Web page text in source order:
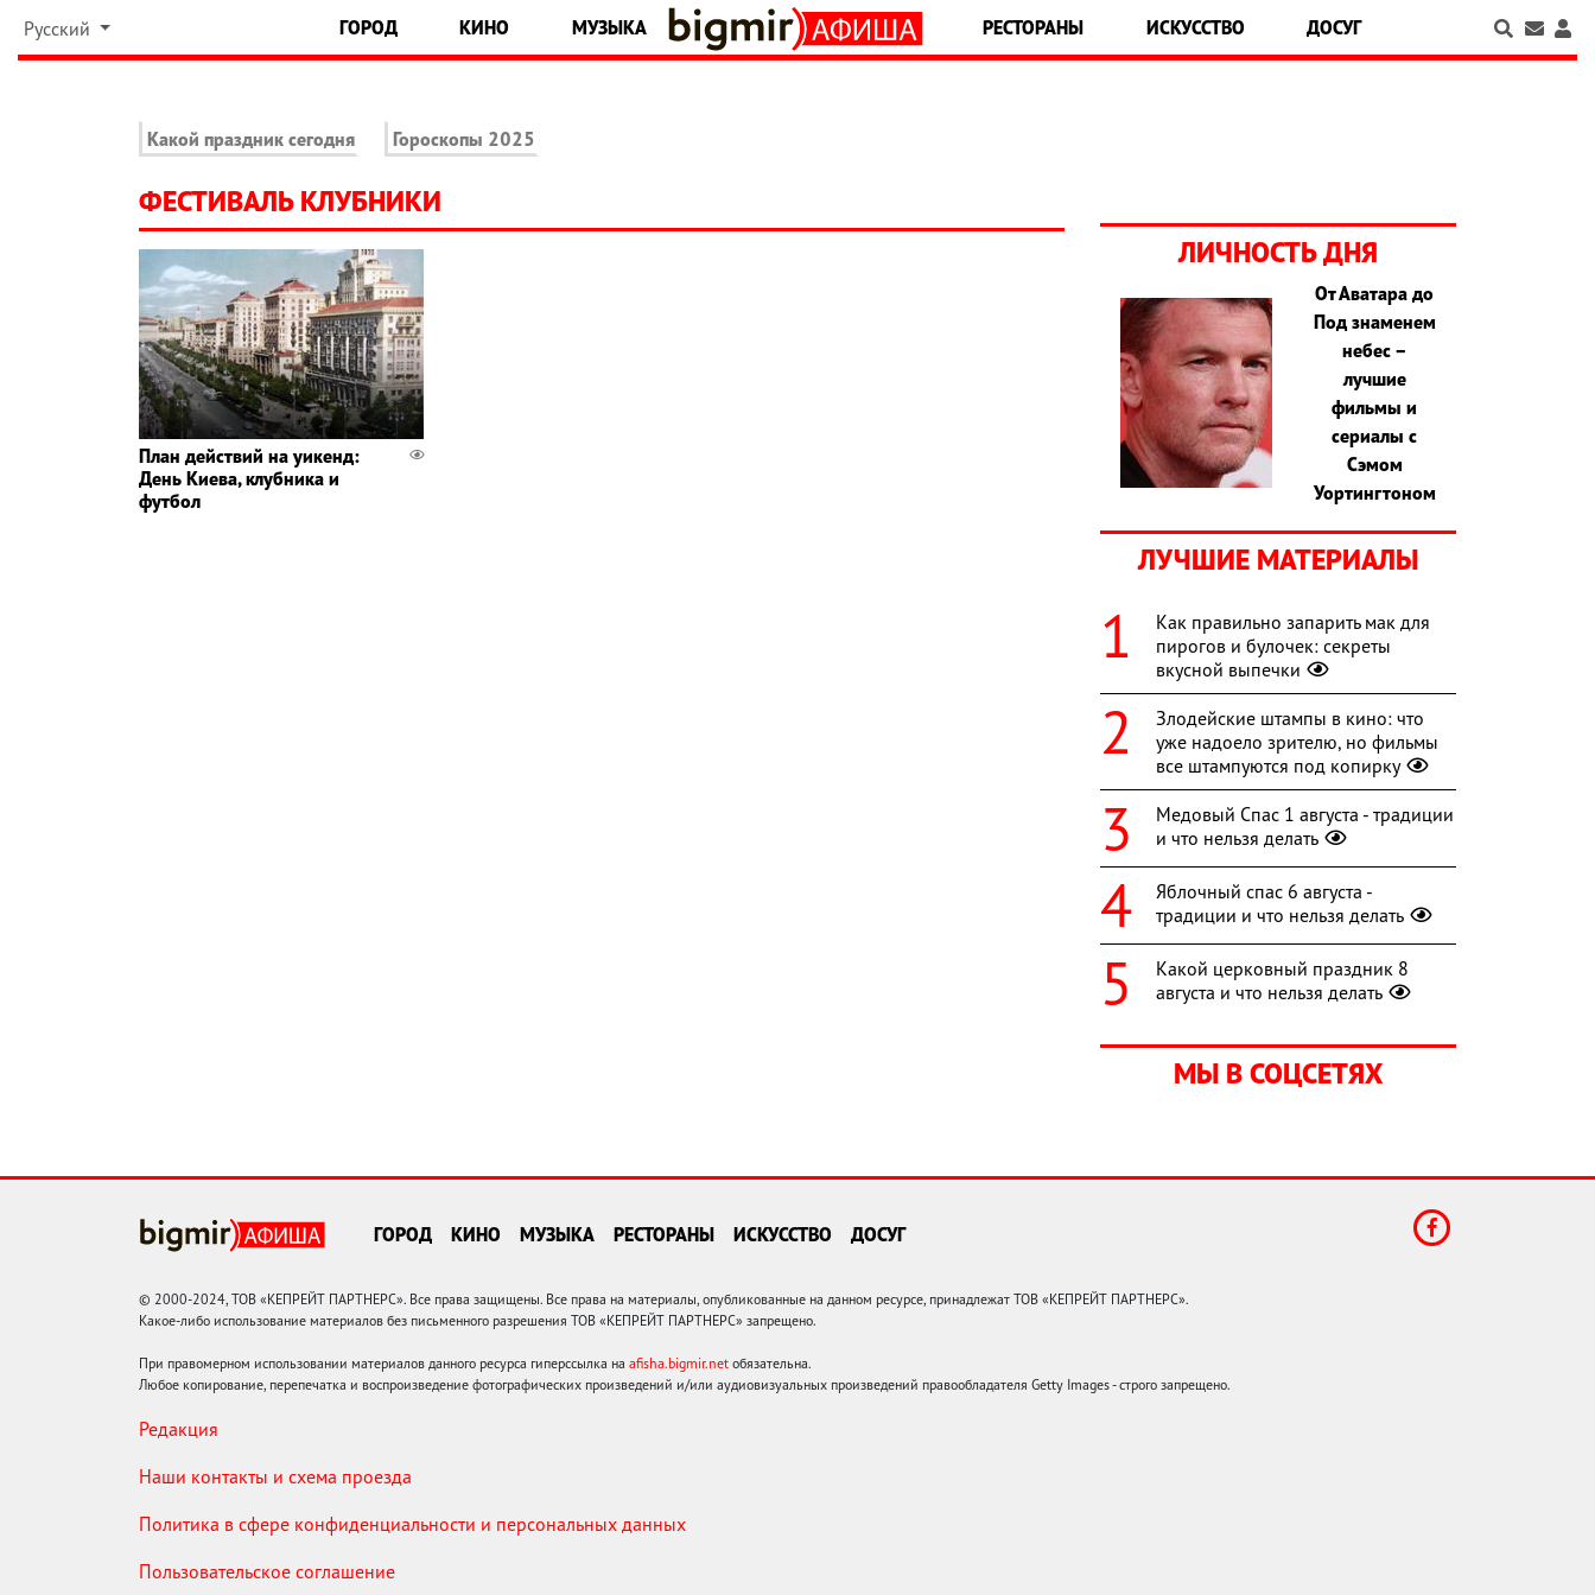
Русский ГОРОД КИНО МУЗЫКА РЕСТОРАНЫ ИСКУССТВО ДОСУГ
Какой праздник сегодня Гороскопы 2025
ФЕСТИВАЛЬ КЛУБНИКИ
План действий на уикенд:
День Киева, клубника и
футбол
ЛИЧНОСТЬ ДНЯ
От Аватара до
Под знаменем
небес –
лучшие
фильмы и
сериалы с
Сэмом
Уортингтоном
ЛУЧШИЕ МАТЕРИАЛЫ
Как правильно запарить мак для
пирогов и булочек: секреты
вкусной выпечки
Злодейские штампы в кино: что
уже надоело зрителю, но фильмы
все штампуются под копирку
Медовый Спас 1 августа - традиции
и что нельзя делать
Яблочный спас 6 августа -
традиции и что нельзя делать
Какой церковный праздник 8
августа и что нельзя делать
МЫ В СОЦСЕТЯХ
ГОРОД КИНО МУЗЫКА РЕСТОРАНЫ ИСКУССТВО ДОСУГ
© 2000-2024, ТОВ «КЕПРЕЙТ ПАРТНЕРС». Все права защищены. Все права на материалы, опубликованные на данном ресурсе, принадлежат ТОВ «КЕПРЕЙТ ПАРТНЕРС».
Какое-либо использование материалов без письменного разрешения ТОВ «КЕПРЕЙТ ПАРТНЕРС» запрещено.
При правомерном использовании материалов данного ресурса гиперссылка на afisha.bigmir.net обязательна.
Любое копирование, перепечатка и воспроизведение фотографических произведений и/или аудиовизуальных произведений правообладателя Getty Images - строго запрещено.
Редакция
Наши контакты и схема проезда
Политика в сфере конфиденциальности и персональных данных
Пользовательское соглашение